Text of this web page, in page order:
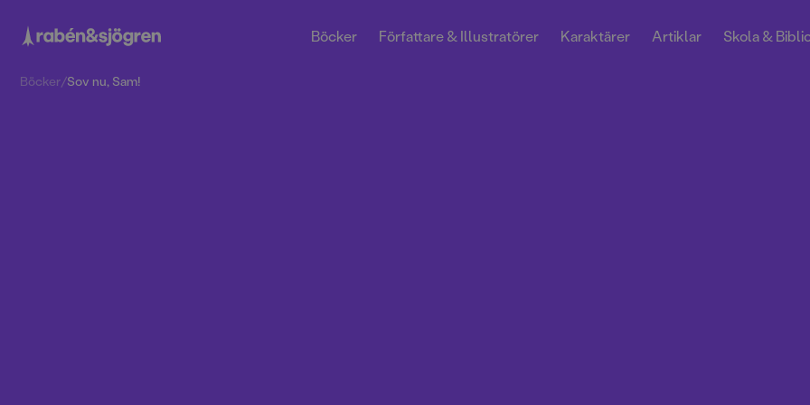
Böcker Författare & Illustratörer Karaktärer Artiklar Skola &
Böcker/Sov nu, Sam!